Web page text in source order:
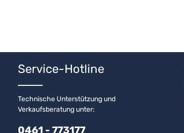
Service-Hotline
Technische Unterstützung und
Verkaufsberatung unter:
0461 - 773177